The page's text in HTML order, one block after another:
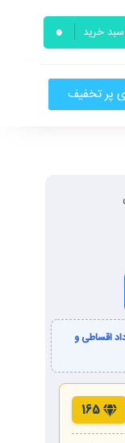
سبد خرید 0
پر تخفیف
اقساطی و
165